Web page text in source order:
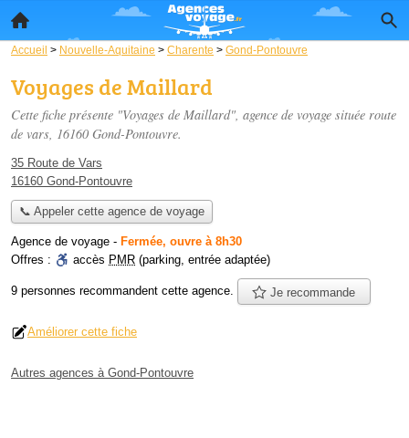
Accueil > Nouvelle-Aquitaine > Charente > Gond-Pontouvre
Voyages de Maillard
Cette fiche présente "Voyages de Maillard", agence de voyage située route
de vars, 16160 Gond-Pontouvre.
35 Route de Vars
16160 Gond-Pontouvre
📞 Appeler cette agence de voyage
Agence de voyage - Fermée, ouvre à 8h30
Offres :
accès PMR (parking, entrée adaptée)
9 personnes recommandent cette agence. Je recommande
Améliorer cette fiche
Autres agences à Gond-Pontouvre